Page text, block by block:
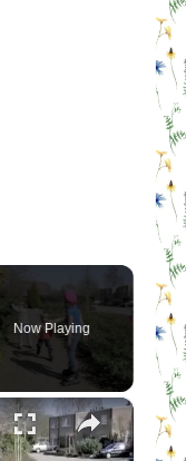
Now Playing
×